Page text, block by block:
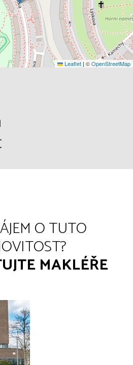
Leaflet |©OpenStreetMap
O TUTO
MAKLÉŘE